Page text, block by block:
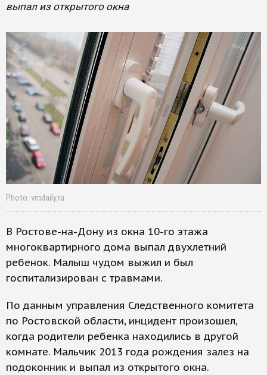
выпал из открытого окна
Photo: vmdaily.ru
В Ростове-на-Дону из окна 10-го этажа
многоквартирного дома выпал двухлетний
ребенок. Малыш чудом выжил и был
госпитализирован с травмами.
По данным управления Следственного комитета
по Ростовской области, инцидент произошел,
когда родители ребенка находились в другой
комнате. Мальчик 2013 года рождения залез на
подоконник и выпал из открытого окна.